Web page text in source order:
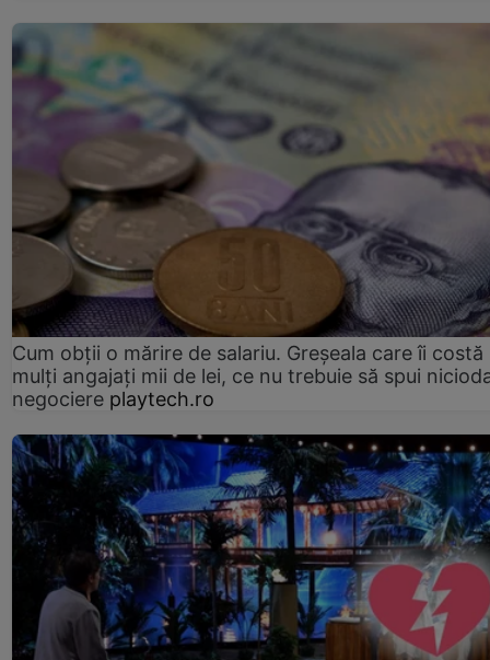
Cum obții o mărire de salariu. Greșeala care îi costă
mulți angajați mii de lei, ce nu trebuie să spui
negociere playtech.ro